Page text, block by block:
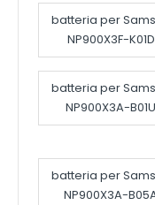
batteria per
NP900X3F-
batteria per
NP900X3A-
batteria per
NP900X3A-